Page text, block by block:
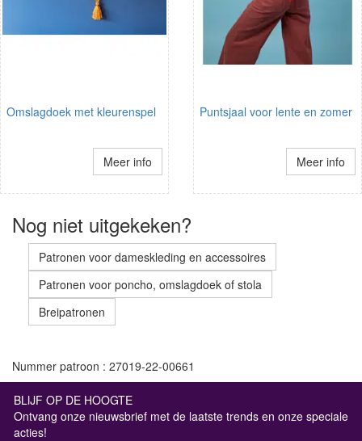
Omslagdoek met kleurenspel
Meer info
Puntsjaal voor lente en zomer
Meer info
Nog niet uitgekeken?
Patronen voor dameskleding en accessoires
Patronen voor poncho, omslagdoek of stola
Breipatronen
Nummer patroon : 27019-22-00661
BLIJF OP DE HOOGTE
Ontvang onze nieuwsbrief met de laatste trends en onze speciale
acties!